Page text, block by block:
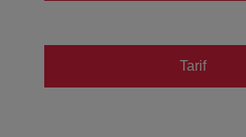
Tarif